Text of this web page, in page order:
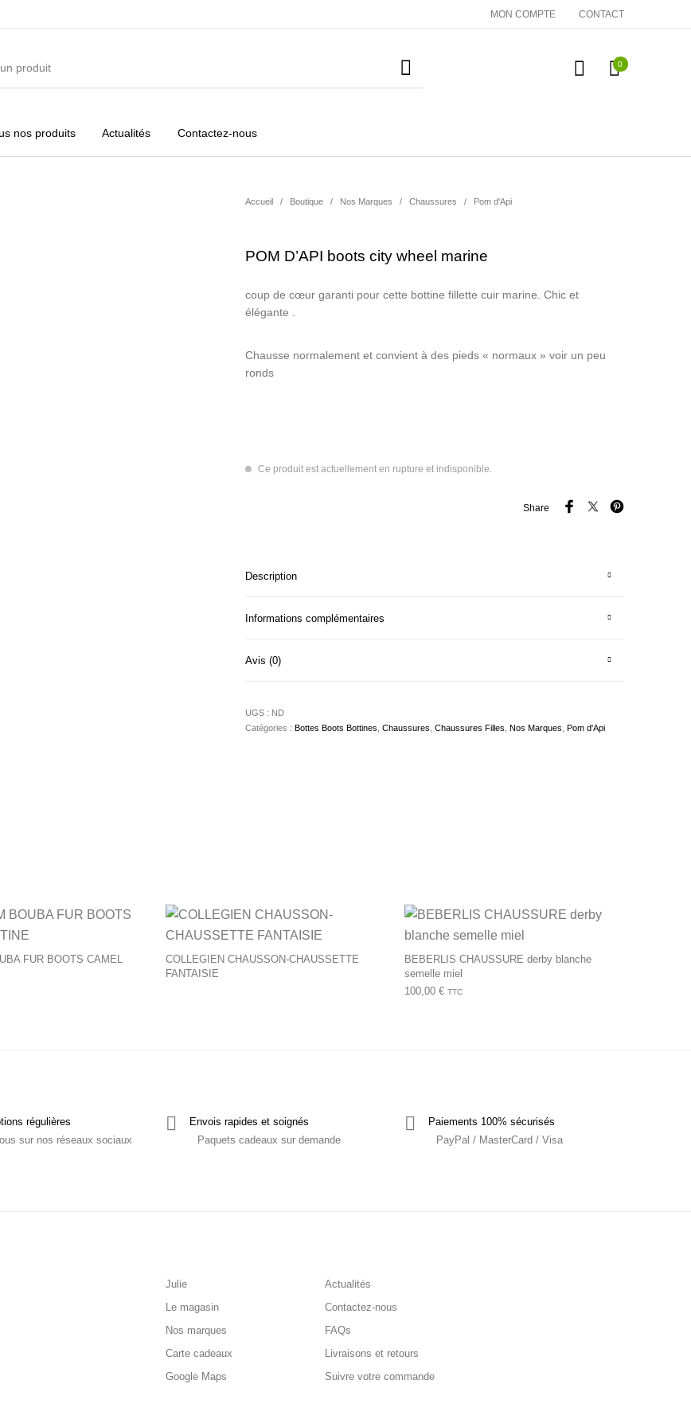
MON COMPTE CONTACT
0
nos produits Actualités Contactez-nous
Accueil / Boutique / Nos Marques / Chaussures / Pom d'Api
POM D’API boots city wheel marine
coup de cœur garanti pour cette bottine fillette cuir marine. Chic et
élégante .
Chausse normalement et convient à des pieds « normaux » voir un peu
ronds
Ce produit est actuellement en rupture et indisponible.
Share
Description
Informations complémentaires
Avis (0)
UGS : ND
Catégories : Bottes Boots Bottines Chaussures Chaussures Filles Nos Marques Pom d'Api
FUR BOOTS CAMEL
Ce produit a plusieurs variations. Les options peuvent être choisies sur la page du produit
COLLEGIEN CHAUSSON-CHAUSSETTE
FANTAISIE
BEBERLIS CHAUSSURE derby blanche
semelle miel
100,00 € TTC
Ce produit a
régulières
sur nos réseaux sociaux
Envois rapides et soignés
Paquets cadeaux sur demande
Paiements 100% sécurisés
PayPal / MasterCard / Visa
Julie
Le magasin
Nos marques
Carte cadeaux
Google Maps
Actualités
Contactez-nous
FAQs
Livraisons et retours
Suivre votre commande